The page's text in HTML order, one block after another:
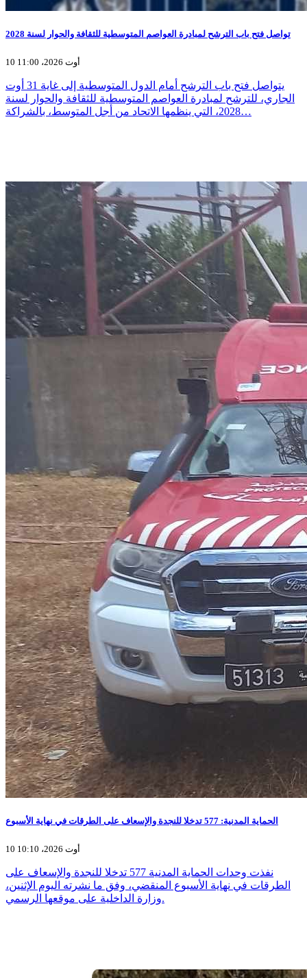
تواصل فتح باب الترشح لمبادرة العواصم المتوسطية للثقافة والحوار لسنة 2028
10 أوت 2026، 11:00
يتواصل فتح باب الترشح أمام الدول المتوسطية إلى غاية 31 أوت
الجاري، للترشح لمبادرة العواصم المتوسطية للثقافة والحوار لسنة
2028، التي ينظمها الاتحاد من أجل المتوسط، بالشراكة…
الحماية المدنية: 577 تدخلا للنجدة والإسعاف على الطرقات في نهاية الأسبوع
10 أوت 2026، 10:10
نفذت وحدات الحماية المدنية 577 تدخلا للنجدة والإسعاف على
الطرقات في نهاية الأسبوع المنقضي، وفق ما نشرته اليوم الإثنين،
وزارة الداخلية على موقعها الرسمي.